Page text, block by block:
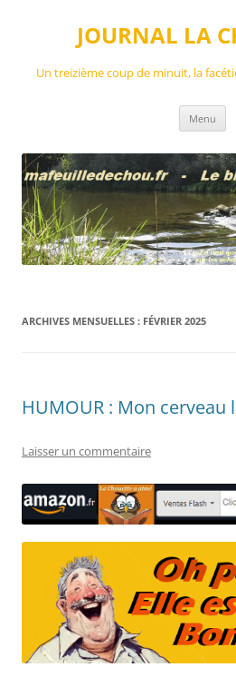
JOURNAL LA
Un treizième coup de minuit, la
Menu
ARCHIVES MENSUELLES : FÉVRIER 2025
HUMOUR : Mon cerveau
Laisser un commentaire